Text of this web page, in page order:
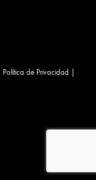
Política de Privacidad